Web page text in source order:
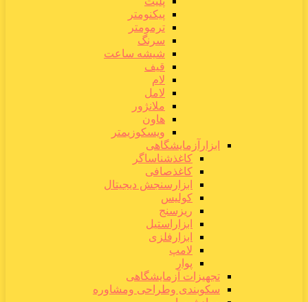
پیکنومتر
ترمومتر
سرنگ
شیشه ساعت
قیف
لام
لامل
ملانژور
هاون
ویسکوزیمتر
ابزارآزمایشگاهی
کاغذشناساگر
کاغذصافی
ابزارسنجش دیجیتال
کولیس
ریزسنج
ابزاراستیل
ابزارفلزی
لامپ
پوار
تجهیزات آزمایشگاهی
سکوبندی وطراحی ومشاوره